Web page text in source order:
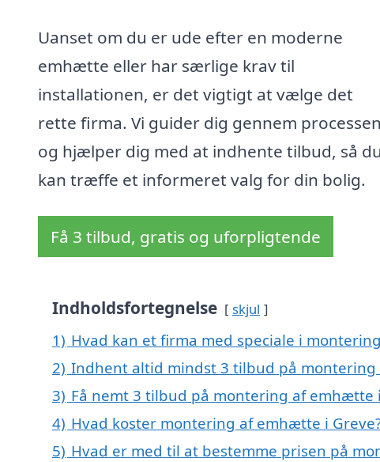
Uanset om du er ude efter en moderne
emhætte eller har særlige krav til
installationen, er det vigtigt at vælge det
rette firma. Vi guider dig gennem processen
og hjælper dig med at indhente tilbud, så du
kan træffe et informeret valg for din bolig.
Få 3 tilbud, gratis og uforpligtende
Indholdsfortegnelse skjul
1) Hvad kan et firma med speciale i
2) Indhent altid mindst 3 tilbud på
3) Få nemt 3 tilbud på montering af emhætte
4) Hvad koster montering af emhætte i
5) Hvad er med til at bestemme prisen på